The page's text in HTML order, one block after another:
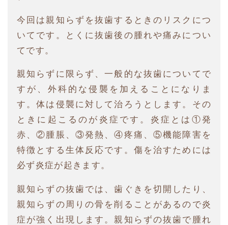
今回は親知らずを抜歯するときのリスクにつ
いてです。とくに抜歯後の腫れや痛みについ
てです。
親知らずに限らず、一般的な抜歯についてで
すが、外科的な侵襲を加えることになりま
す。体は侵襲に対して治ろうとします。その
ときに起こるのが炎症です。炎症とは①発
赤、②腫脹、③発熱、④疼痛、⑤機能障害を
特徴とする生体反応です。傷を治すためには
必ず炎症が起きます。
親知らずの抜歯では、歯ぐきを切開したり、
親知らずの周りの骨を削ることがあるので炎
症が強く出現します。親知らずの抜歯で腫れ